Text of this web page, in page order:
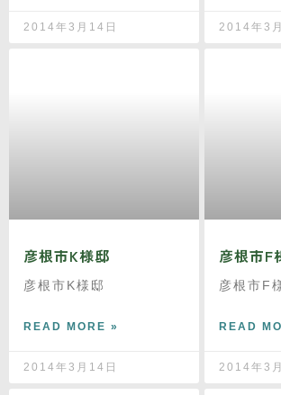
2014年3月14日 2014年3
彦根市K様邸
彦根市K様邸
READ MORE »
2014年3月14日
彦根市F
彦根市F
READ
2014年3